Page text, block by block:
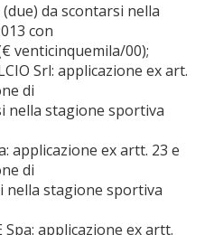
da scontarsi nella
con
venticinquemila/00);
Srl: applicazione ex art.
di
nella stagione sportiva
applicazione ex artt. 23 e
di
nella stagione sportiva
Spa: applicazione ex artt.